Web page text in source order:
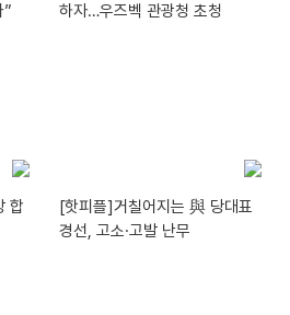
하자…우즈벡 관광청 초청
합
[핫피플]거칠어지는 與 당대표
경선, 고소·고발 난무